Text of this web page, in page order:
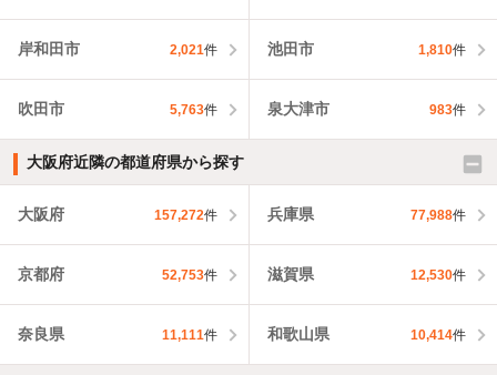
岸和田市 2,021件 池田市 1,810件
吹田市 5,763件 泉大津市 983件
大阪府近隣の都道府県から探す
大阪府 157,272件 兵庫県 77,988件
京都府 52,753件 滋賀県 12,530件
奈良県 11,111件 和歌山県 10,414件